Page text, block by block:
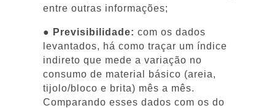
entre outras informações;
● Previsibilidade: com os dados
levantados, há como traçar um índice
indireto que mede a variação no
consumo de material básico (areia,
tijolo/bloco e brita) mês a mês.
Comparando esses dados com os do